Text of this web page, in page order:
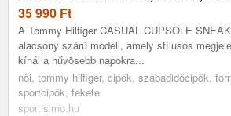
35 990 Ft
A Tommy Hilfiger CASUAL CUPSOLE
alacsony szárú modell, amely stílusos
kínál a hűvösebb napokra...
női, tommy hilfiger, cipők, szabadidőcipők,
sportcipők, fekete
sportisimo.hu